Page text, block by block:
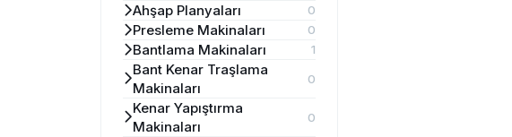
Ahşap Planyaları 0
Presleme Makinaları 0
Bantlama Makinaları 1
Bant Kenar Traşlama
Makinaları
0
Kenar Yapıştırma
Makinaları
0